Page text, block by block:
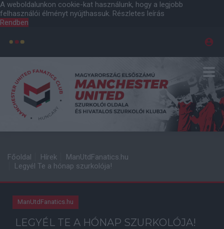
A weboldalunkon cookie-kat használunk, hogy a legjobb
felhasználói élményt nyújthassuk. Részletes leírás
Rendben
Főoldal Hírek
ManUtdFanatics.hu
Legyél Te a hónap szurkolója!
ManUtdFanatics.hu
LEGYÉL TE A HÓNAP SZURKOLÓJA!